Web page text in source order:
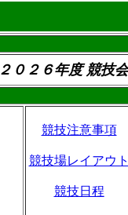
２０２６年度 競技
競技注意事項
競技場レイアウ
競技日程